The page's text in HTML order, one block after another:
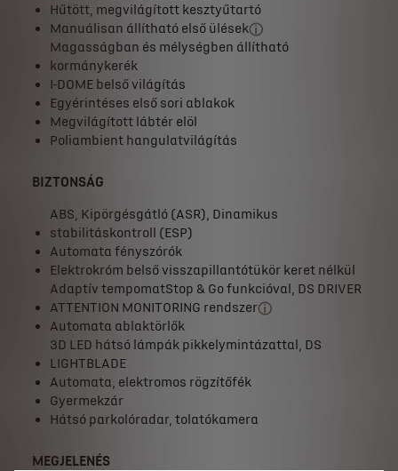
Hűtött, megvilágított kesztyűtartó
Manuálisan állítható első ülések
Magasságban és mélységben állítható
kormánykerék
I-DOME belső világítás
Egyérintéses első sori ablakok
Megvilágított lábtér elöl
Poliambient hangulatvilágítás
BIZTONSÁG
ABS, Kipörgésgátló (ASR), Dinamikus
stabilitáskontroll (ESP)
Automata fényszórók
Elektrokróm belső visszapillantótükör keret nélkül
Adaptív tempomatStop & Go funkcióval, DS DRIVER
ATTENTION MONITORING rendszer
Automata ablaktörlők
3D LED hátsó lámpák pikkelymintázattal, DS
LIGHTBLADE
Automata, elektromos rögzítőfék
Gyermekzár
Hátsó parkolóradar, tolatókamera
MEGJELENÉS